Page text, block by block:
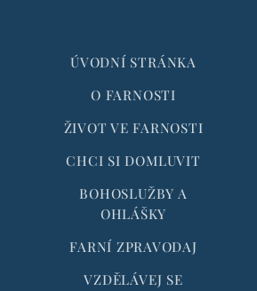
ÚVODNÍ STRÁNKA
O FARNOSTI
ŽIVOT VE FARNOSTI
CHCI SI DOMLUVIT
BOHOSLUŽBY A
OHLÁŠKY
FARNÍ ZPRAVODAJ
VZDĚLÁVEJ SE